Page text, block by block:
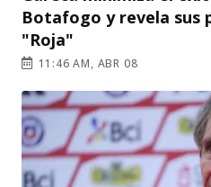
Botafogo y revela sus
"Roja"
11:46 AM, ABR 08